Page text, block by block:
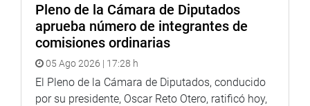
Pleno de la Cámara de Diputados
aprueba número de integrantes de
comisiones ordinarias
05 Ago 2026 | 17:28 h
El Pleno de la Cámara de Diputados, conducido
por su presidente, Oscar Reto Otero, ratificó hoy,